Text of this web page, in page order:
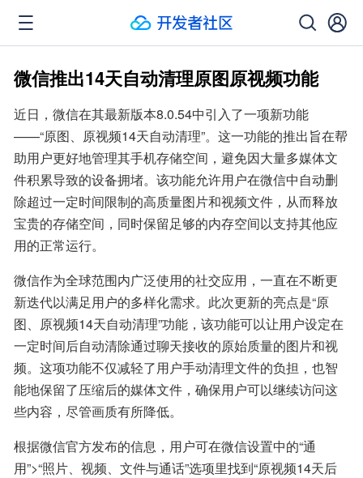
微信推出14天自动清理原图原视频功能
近日，微信在其最新版本8.0.54中引入了一项新功能
——“原图、原视频14天自动清理”。这一功能的推出旨在帮
助用户更好地管理其手机存储空间，避免因大量多媒体文
件积累导致的设备拥堵。该功能允许用户在微信中自动删
除超过一定时间限制的高质量图片和视频文件，从而释放
宝贵的存储空间，同时保留足够的内存空间以支持其他应
用的正常运行。
微信作为全球范围内广泛使用的社交应用，一直在不断更
新迭代以满足用户的多样化需求。此次更新的亮点是“原
图、原视频14天自动清理”功能，该功能可以让用户设定在
一定时间后自动清除通过聊天接收的原始质量的图片和视
频。这项功能不仅减轻了用户手动清理文件的负担，也智
能地保留了压缩后的媒体文件，确保用户可以继续访问这
些内容，尽管画质有所降低。
根据微信官方发布的信息，用户可在微信设置中的“通
用”>“照片、视频、文件与通话”选项里找到“原视频14天后